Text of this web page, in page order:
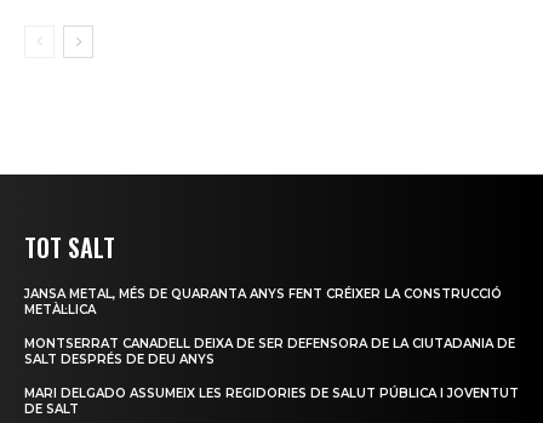
TOT SALT
JANSA METAL, MÉS DE QUARANTA ANYS FENT CRÉIXER LA CONSTRUCCIÓ
METÀL·LICA
MONTSERRAT CANADELL DEIXA DE SER DEFENSORA DE LA CIUTADANIA DE
SALT DESPRÉS DE DEU ANYS
MARI DELGADO ASSUMEIX LES REGIDORIES DE SALUT PÚBLICA I JOVENTUT
DE SALT